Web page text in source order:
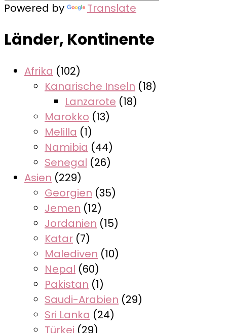
Powered by Translate
Länder, Kontinente
Afrika (102)
Kanarische Inseln (18)
Lanzarote (18)
Marokko (13)
Melilla (1)
Namibia (44)
Senegal (26)
Asien (229)
Georgien (35)
Jemen (12)
Jordanien (15)
Katar (7)
Malediven (10)
Nepal (60)
Pakistan (1)
Saudi-Arabien (29)
Sri Lanka (24)